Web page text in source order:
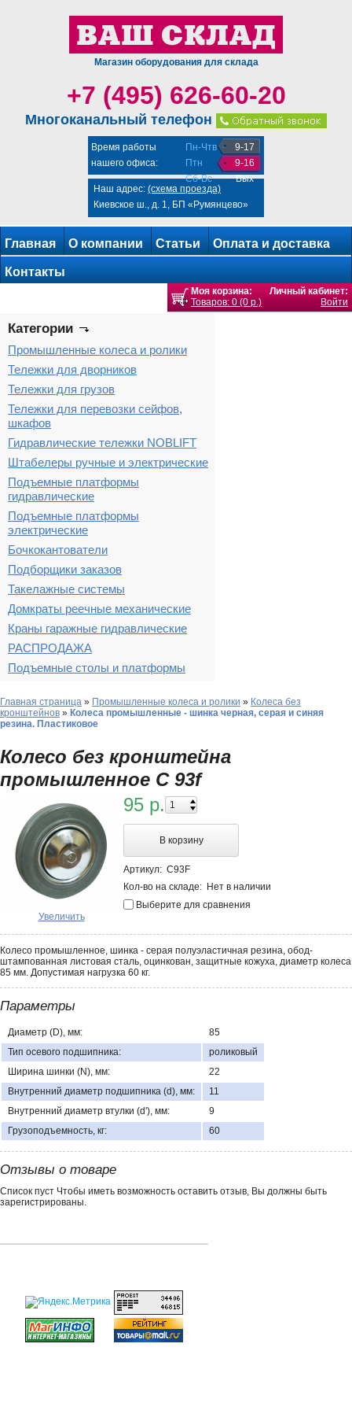
Магазин оборудования для склада
+7 (495) 626-60-20
Многоканальный телефон
Время работы
нашего офиса:
Пн-Чтв
Птн
Сб-Вс
9-17
9-16
Вых
Наш адрес: (схема проезда)
Киевское ш., д. 1, БП «Румянцево»
Главная О компании Статьи Оплата и доставка
Контакты
Моя корзина:
Товаров: 0 (0 р.)
Личный кабинет:
Войти
Категории
Промышленные колеса и ролики
Тележки для дворников
Тележки для грузов
Тележки для перевозки сейфов,
шкафов
Гидравлические тележки NOBLIFT
Штабелеры ручные и электрические
Подъемные платформы
гидравлические
Подъемные платформы
электрические
Бочкокантователи
Подборщики заказов
Такелажные системы
Домкраты реечные механические
Краны гаражные гидравлические
РАСПРОДАЖА
Подъемные столы и платформы
Главная страница » Промышленные колеса и ролики » Колеса без
кронштейнов » Колеса промышленные - шинка черная, серая и синяя
резина. Пластиковое
Колесо без кронштейна
промышленное C 93f
Увеличить
95 р.
В корзину
Артикул: С93F
Кол-во на складе: Нет в наличии
Выберите для сравнения
Колесо промышленное, шинка - серая полуэластичная резина, обод-
штампованная листовая сталь, оцинкован, защитные кожуха, диаметр колеса
85 мм. Допустимая нагрузка 60 кг.
Параметры
Диаметр (D), мм:
85
Тип осевого подшипника:
роликовый
Ширина шинки (N), мм:
22
Внутренний диаметр подшипника (d), мм:
11
Внутренний диаметр втулки (d'), мм:
9
Грузоподъемность, кг:
60
Отзывы о товаре
Список пуст Чтобы иметь возможность оставить отзыв, Вы должны быть
зарегистрированы.